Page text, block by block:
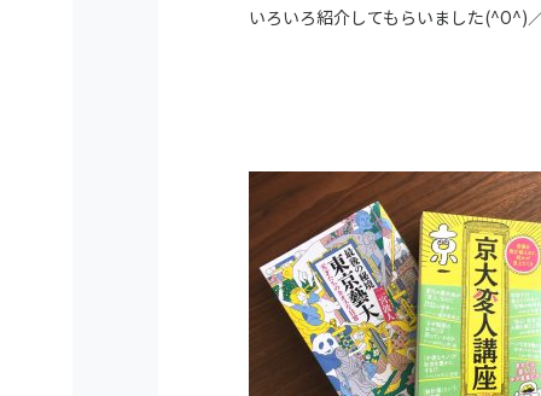
いろいろ紹介してもらいました(^O^)